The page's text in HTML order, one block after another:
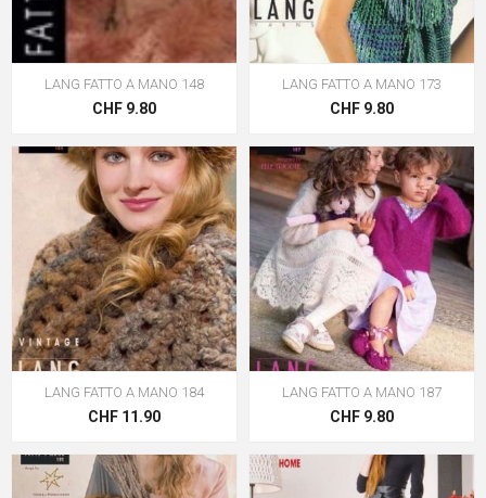
LANG FATTO A MANO 148
CHF 9.80
LANG FATTO A MANO 173
CHF 9.80
LANG FATTO A MANO 184
CHF 11.90
LANG FATTO A MANO 187
CHF 9.80